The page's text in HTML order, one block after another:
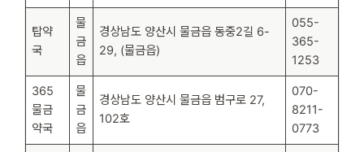
탑약
국
물
금
읍
경상남도 양산시 물금읍 동중2길 6-
29, (물금읍)
055-
365-
1253
365
물금
약국
물
금
읍
경상남도 양산시 물금읍 범구로 27,
102호
070-
8211-
0773